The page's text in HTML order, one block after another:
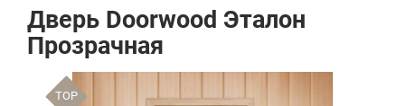
Дверь Doorwood Эталон
Прозрачная
TOP